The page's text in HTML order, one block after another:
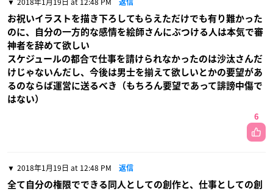
返信
お祝いイラストを描き下ろしてもらえただけでも有り難かった
のに、自分の一方的な感情を絵師さんにぶつける人は本気で審
神者を辞めて欲しい
スケジュールの都合で仕事を請けられなかったのは沙汰さんだ
けじゃないんだし、今後は男士を揃えて欲しいとかの要望があ
るのならば運営に送るべき（もちろん要望であって誹謗中傷で
はない）
6
2018年1月19日 at 12:48 PM 返信
全て自分の権限でできる同人としての創作と、仕事としての創